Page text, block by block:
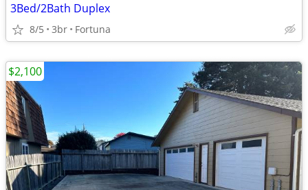
3Bed/2Bath Duplex
8/5 3br Fortuna
$2,100